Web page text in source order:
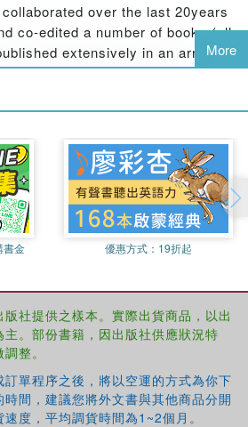
approach, which Hahn calls its
over the last 20years
co-edited a number of books (all
extensively in an array of
More
書金 優惠方式： 19折起
社提供之樣本。實際出貨商品，以出
。部份書籍，因出版社供應狀況特
整。
單程序之後，將以空運的方式為你下
間，建議您將外文書與其他商品分開
度，平均調貨時間為1~2個月。